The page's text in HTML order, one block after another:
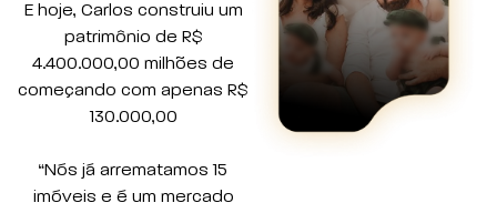
E hoje, Carlos construiu um
patrimônio de R$
4.400.000,00 milhões de
começando com apenas R$
130.000,00
“Nós já arrematamos 15
imóveis e é um mercado